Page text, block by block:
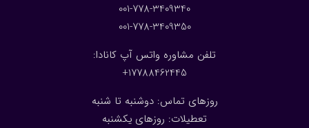
001-778-3409340
001-778-3409350
تلفن مشاوره واتس آپ کانادا:
17788462445+
روزهای تماس: دوشنبه تا شنبه
تعطیلات: روزهای یکشنبه